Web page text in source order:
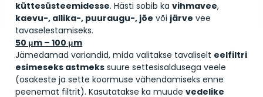
küttesüsteemidesse. Hästi sobib kavihmavee,
kaevu-, allika-, puuraugu-, jõe või järve vee
tavaselestamiseks.
50 μm – 100 μm
Jämedamad variandid, mida valitakse tavaliselt eelfiltri
esimeseks astmeks suure settesisaldusega veele
(osakeste ja sette koormuse vähendamiseks enne
peenemat filtrit). Kasutatakse ka muudevedelike